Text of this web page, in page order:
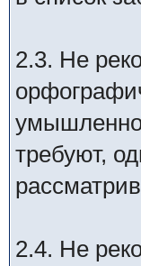
2.3. Не
требуют,
2.4. Не